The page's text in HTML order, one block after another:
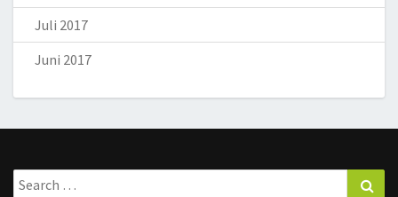
Juli 2017
Juni 2017
Search